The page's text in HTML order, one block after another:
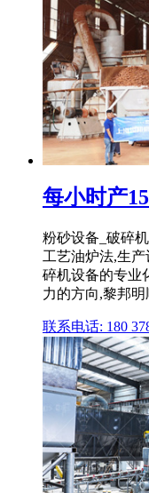
每小时产
粉砂设备_破碎
工艺油炉法,生
碎机设备的专业
力的方向,黎邦明
联系电话: 180